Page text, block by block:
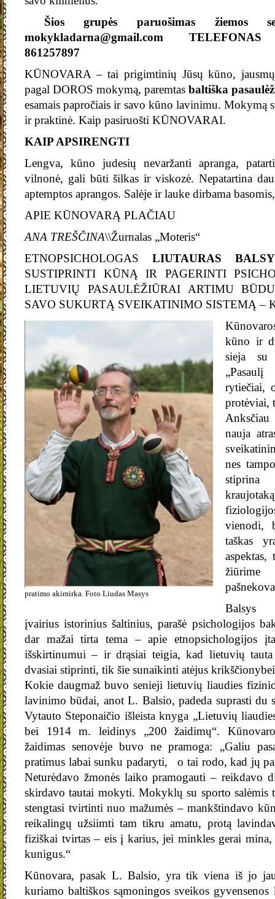
Šios grupės paruošimas žiemos
mokykladarna@gmail.com
861257897
KŪNOVARA – tai prigimtinių Jūsų kūno,
pagal DOROS mokymą, paremtas baltiška
esamais papročiais ir savo kūno lavinimu. Mokymą
ir praktinė. Kaip pasiruošti KŪNOVARAI.
KAIP APSIRENGTI
Lengva, kūno judesių nevaržanti apranga,
vilnonė, gali būti šilkas ir viskozė. Nepatartina
aptemptos aprangos. Salėje ir lauke dirbama
APIE KŪNOVARĄ PLAČIAU
ANA TREŠČINA\\Žurnalas „Moteris“
ETNOPSICHOLOGAS LIUTAURAS
SUSTIPRINTI KŪNĄ IR PAGERINTI
LIETUVIŲ PASAULĖŽIŪRAI ARTIMU
SAVO SUKURTĄ SVEIKATINIMO SISTEMĄ –
pratimo akimirka. Foto Liudas Masys
kūno ir
sieja su
rytiečiai,
protėviai,
nauja
nes
vienodi,
taškas
Balsys
įvairius istorinius šaltinius, parašė psichologijos
dar mažai tirta tema – apie etnopsichologijos
išskirtinumui – ir drąsiai teigia, kad lietuvių
dvasiai stiprinti, tik šie sunaikinti atėjus
Kokie daugmaž buvo senieji lietuvių liaudies
lavinimo būdai, anot L. Balsio, padeda suprasti du
Vytauto Steponaičio išleista knyga „Lietuvių
bei 1914 m. leidinys „200 žaidimų“.
žaidimas senovėje buvo ne pramoga: „Galiu
pratimus labai sunku padaryti, o tai rodo, kad jų
Neturėdavo žmonės laiko pramogauti – reikdavo
skirdavo tautai mokyti. Mokyklų su sporto salėmis
stengtasi tvirtinti nuo mažumės – mankštindavo
reikalingų užsiimti tam tikru amatu, protą
fiziškai tvirtas – eis į karius, jei minkles gerai
kunigus.“
Kūnovara, pasak L. Balsio, yra tik viena iš jo
kuriamo baltiškos sąmoningos sveikos